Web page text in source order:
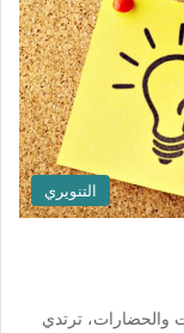
التنويري
ترتدي